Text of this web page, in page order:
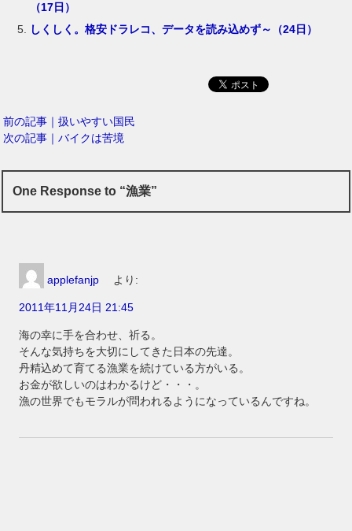
（17日）
しくしく。格安ドラレコ、データを読み込めず～（24日）
前の記事｜扱いやすい国民
次の記事｜バイクは苦境
One Response to “漁業”
applefanjp より:
2011年11月24日 21:45
海の幸に手を合わせ、祈る。
そんな気持ちを大切にしてきた日本の先達。
丹精込めて育てる漁業を続けている方がいる。
お金が欲しいのはわかるけど・・・。
漁の世界でもモラルが問われるようになっているんですね。